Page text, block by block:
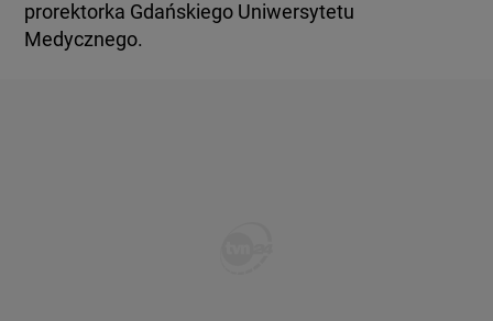
prorektorka Gdańskiego Uniwersytetu
Medycznego.